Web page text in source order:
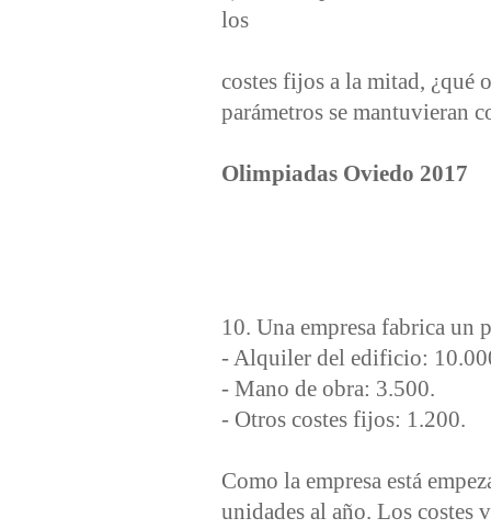
los
costes fijos a la mitad, ¿qué
parámetros se mantuvieran
Olimpiadas Oviedo 2017
10. Una empresa fabrica un
- Alquiler del edificio:
- Mano de obra: 3.500.
- Otros costes fijos: 1.200.
Como la empresa está
unidades al año. Los costes